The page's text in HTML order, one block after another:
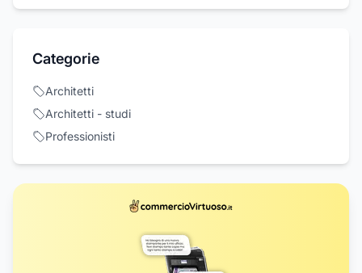
Categorie
Architetti
Architetti - studi
Professionisti